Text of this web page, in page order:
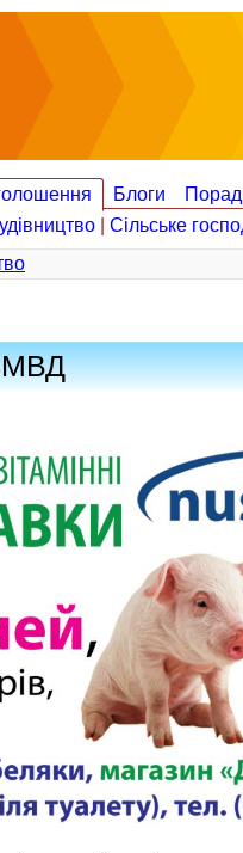
Блоги
Сільське